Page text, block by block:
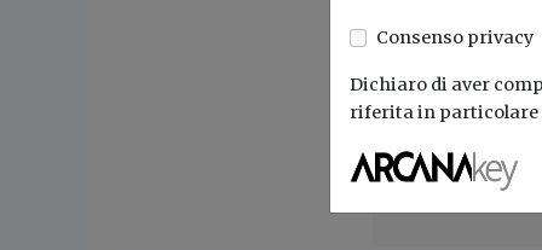
Consenso privacy
Dichiaro di aver
riferita in particolare